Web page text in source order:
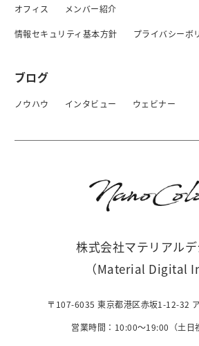
オフィス メンバー紹介
情報セキュリティ基本方針 プライバシーボ
ブログ
ノウハウ インタビュー ウェビナー
株式会社マテリアル
（Material Digital
〒107-6035 東京都港区赤坂1-12-32
営業時間：10:00〜19:00（土日